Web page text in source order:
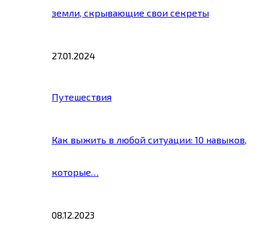
земли, скрывающие свои секреты
27.01.2024
Путешествия
Как выжить в любой ситуации: 10 навыков,
которые…
08.12.2023